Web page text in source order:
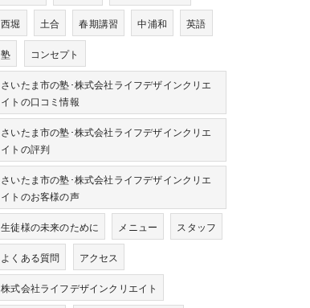
西堀 土合 春期講習 中浦和 英語
塾 コンセプト
さいたま市の塾･株式会社ライフデザインクリエ
イトの口コミ情報
さいたま市の塾･株式会社ライフデザインクリエ
イトの評判
さいたま市の塾･株式会社ライフデザインクリエ
イトのお客様の声
生徒様の未来のために メニュー スタッフ
よくある質問 アクセス
株式会社ライフデザインクリエイト